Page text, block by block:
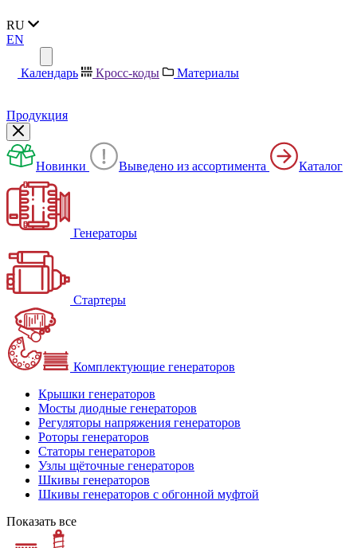
RU
EN
Календарь Кросс-коды Материалы
Продукция
Новинки Выведено из ассортимента Каталог
Генераторы
Стартеры
Комплектующие генераторов
Крышки генераторов
Мосты диодные генераторов
Регуляторы напряжения генераторов
Роторы генераторов
Статоры генераторов
Узлы щёточные генераторов
Шкивы генераторов
Шкивы генераторов с обгонной муфтой
Показать все